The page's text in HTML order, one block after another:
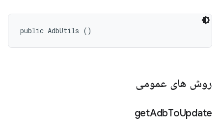
public AdbUtils ()
روش های عمومی
getAdbToUpdate